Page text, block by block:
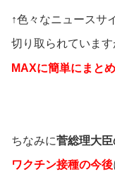
↑色々なニュースサ
切り取られています
MAXに簡単にまと
ちなみに菅総理大
ワクチン接種の今後